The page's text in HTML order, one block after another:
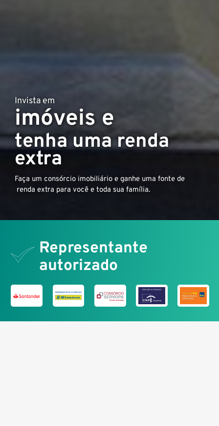
Invista em
imóveis e
tenha uma renda
extra
Faça um consórcio imobiliário e ganhe uma fonte de
renda extra para você e toda sua família.
Representante
autorizado